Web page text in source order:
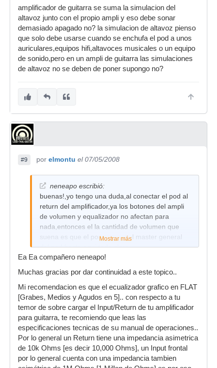
amplificador de guitarra se suma la simulacion del
altavoz junto con el propio ampli y eso debe sonar
demasiado apagado no? la simulacion de altavoz pienso
que solo debe usarse cuando se enchufa el pod a unos
auriculares,equipos hifi,altavoces musicales o un equipo
de sonido,pero en un ampli de guitarra las simulaciones
de altavoz no se deben de poner supongo no?
#9 por elmontu el 07/05/2008
neneapo escribió:
buenas!,yo tengo una duda,al conectar el pod al
return del amplificador,ya los botones del ampli
de volumen y equalizador no afectan para
nada,entonces el la cantidad de volumen que
suena es que el pongas con el master general
del pod,hasta aqui todo claro.
mi duda es,¿me puedo cargar el amplificador
por pasarme con el volumen del master del pod
¿o le puedo meter el volumen que quiera incluso
al maximo y no habria problema?,es que ya se
me jodio un ampli cuando conecte una pedalera
al input del ampli normal,le meti mucho volumen
desde la pedalera y en una semana el ampli
empezo a fallar
Mostrar más
Ea Ea compañero neneapo!
Muchas gracias por dar continuidad a este topico..
Mi recomendacion es que el ecualizador grafico en FLAT
[Grabes, Medios y Agudos en 5].. con respecto a tu
temor de sobre cargar el Input/Return de tu amplificador
para guitarra, te recomiendo que leas las
especificaciones tecnicas de su manual de operaciones..
Por lo general un Return tiene una impedancia asimetrica
de 10k Ohms [es decir 10,000 Ohms], un Input frontal
por lo general cuenta con una impedancia tambien